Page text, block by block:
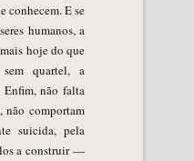
conhecem. E se
humanos, a
hoje do que
quartel, a
não falta
não comportam
suicida, pela
a construir —